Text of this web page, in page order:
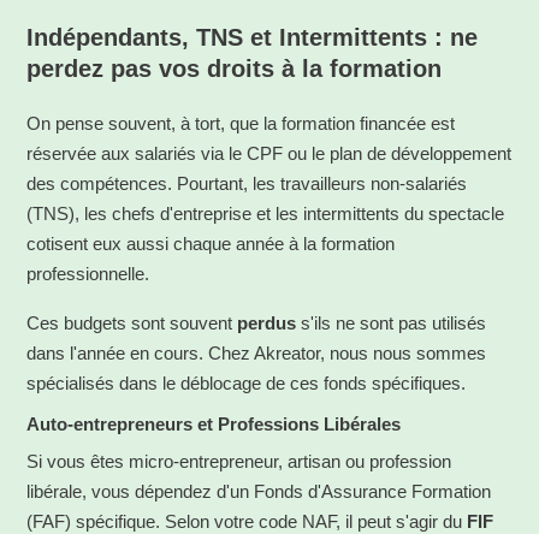
Indépendants, TNS et Intermittents : ne
perdez pas vos droits à la formation
On pense souvent, à tort, que la formation financée est
réservée aux salariés via le CPF ou le plan de développement
des compétences. Pourtant, les travailleurs non-salariés
(TNS), les chefs d'entreprise et les intermittents du spectacle
cotisent eux aussi chaque année à la formation
professionnelle.
Ces budgets sont souvent perdus s'ils ne sont pas utilisés
dans l'année en cours. Chez Akreator, nous nous sommes
spécialisés dans le déblocage de ces fonds spécifiques.
Auto-entrepreneurs et Professions Libérales
Si vous êtes micro-entrepreneur, artisan ou profession
libérale, vous dépendez d'un Fonds d'Assurance Formation
(FAF) spécifique. Selon votre code NAF, il peut s'agir du FIF